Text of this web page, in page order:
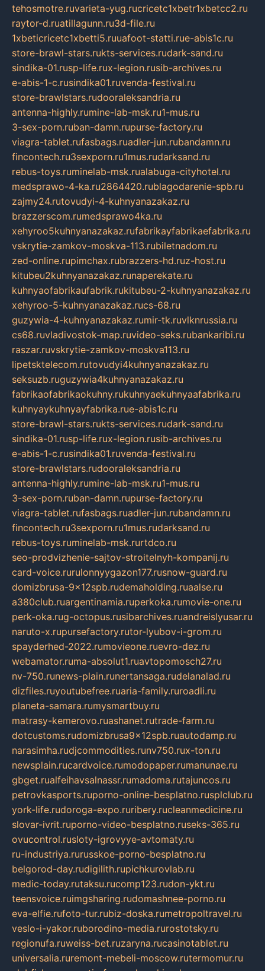
tehosmotre.ruvarieta-yug.rucricetc1xbetr1xbetcc2.ru
raytor-d.ruatillagunn.ru3d-file.ru
1xbeticricetc1xbetti5.ruuafoot-statti.rue-abis1c.ru
store-brawl-stars.rukts-services.rudark-sand.ru
sindika-01.rusp-life.rux-legion.rusib-archives.ru
e-abis-1-c.rusindika01.ruvenda-festival.ru
store-brawlstars.rudooraleksandria.ru
antenna-highly.rumine-lab-msk.ru1-mus.ru
3-sex-porn.ruban-damn.rupurse-factory.ru
viagra-tablet.rufasbags.ruadler-jun.rubandamn.ru
fincontech.ru3sexporn.ru1mus.rudarksand.ru
rebus-toys.ruminelab-msk.rualabuga-cityhotel.ru
medsprawo-4-ka.ru2864420.rublagodarenie-spb.ru
zajmy24.rutovudyi-4-kuhnyanazakaz.ru
brazzerscom.rumedsprawo4ka.ru
xehyroo5kuhnyanazakaz.rufabrikayfabrikaefabrika.ru
vskrytie-zamkov-moskva-113.rubiletnadom.ru
zed-online.rupimchax.rubrazzers-hd.ruz-host.ru
kitubeu2kuhnyanazakaz.runaperekate.ru
kuhnyaofabrikaufabrik.rukitubeu-2-kuhnyanazakaz.ru
xehyroo-5-kuhnyanazakaz.rucs-68.ru
guzywia-4-kuhnyanazakaz.rumir-tk.ruvlknrussia.ru
cs68.ruvladivostok-map.ruvideo-seks.rubankaribi.ru
raszar.ruvskrytie-zamkov-moskva113.ru
lipetsktelecom.rutovudyi4kuhnyanazakaz.ru
seksuzb.ruguzywia4kuhnyanazakaz.ru
fabrikaofabrikaokuhny.rukuhnyaekuhnyaafabrika.ru
kuhnyaykuhnyayfabrika.rue-abis1c.ru
store-brawl-stars.rukts-services.rudark-sand.ru
sindika-01.rusp-life.rux-legion.rusib-archives.ru
e-abis-1-c.rusindika01.ruvenda-festival.ru
store-brawlstars.rudooraleksandria.ru
antenna-highly.rumine-lab-msk.ru1-mus.ru
3-sex-porn.ruban-damn.rupurse-factory.ru
viagra-tablet.rufasbags.ruadler-jun.rubandamn.ru
fincontech.ru3sexporn.ru1mus.rudarksand.ru
rebus-toys.ruminelab-msk.rurtdco.ru
seo-prodvizhenie-sajtov-stroitelnyh-kompanij.ru
card-voice.rurulonnyygazon177.rusnow-guard.ru
domizbrusa-9x12spb.rudemaholding.ruaalse.ru
a380club.ruargentinamia.ruperkoka.rumovie-one.ru
perk-oka.rug-octopus.rusibarchives.ruandreislyusar.ru
naruto-x.rupursefactory.rutor-lyubov-i-grom.ru
spayderhed-2022.rumovieone.ruevro-dez.ru
webamator.ruma-absolut1.ruavtopomosch27.ru
nv-750.runews-plain.runertansaga.rudelanalad.ru
dizfiles.ruyoutubefree.ruaria-family.ruroadli.ru
planeta-samara.rumysmartbuy.ru
matrasy-kemerovo.ruashanet.rutrade-farm.ru
dotcustoms.rudomizbrusa9x12spb.ruautodamp.ru
narasimha.rudjcommodities.runv750.rux-ton.ru
newsplain.rucardvoice.rumodopaper.rumanunae.ru
gbget.rualfeihavsalnassr.rumadoma.rutajuncos.ru
petrovkasports.ruporno-online-besplatno.rusplclub.ru
york-life.rudoroga-expo.ruribery.rucleanmedicine.ru
slovar-ivrit.ruporno-video-besplatno.ruseks-365.ru
ovucontrol.rusloty-igrovyye-avtomaty.ru
ru-industriya.rurusskoe-porno-besplatno.ru
belgorod-day.rudigilith.rupichkurovlab.ru
medic-today.rutaksu.rucomp123.rudon-ykt.ru
teensvoice.ruimgsharing.rudomashnee-porno.ru
eva-elfie.rufoto-tur.rubiz-doska.rumetropoltravel.ru
veslo-i-yakor.ruborodino-media.rurostotsky.ru
regionufa.ruweiss-bet.ruzaryna.rucasinotablet.ru
universalia.ruremont-mebeli-moscow.rutermomur.ru